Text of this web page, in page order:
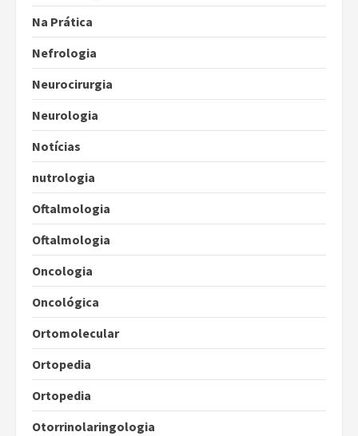
Na Prática
Nefrologia
Neurocirurgia
Neurologia
Notícias
nutrologia
Oftalmologia
Oftalmologia
Oncologia
Oncológica
Ortomolecular
Ortopedia
Ortopedia
Otorrinolaringologia